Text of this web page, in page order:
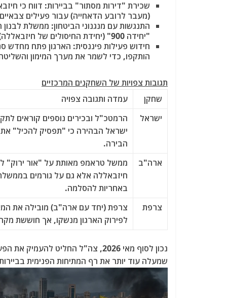
שכירת "דירות מסתור" בביירות: דווח כי
(מעבר לרובע הדאחייה) עבור פעילים
התנגשות עם מנגנוני הביטחון: ממשלת
"יחידה 900" (יחידת החיסולים של חיזבאללה), מה שמעלה את המתח בין הארגון לצבא לבנון.
חידוש פעילות פיננסית: הארגון פתח מחדש
הותקפו, כדי לשמר את מערך המימון
תגובות צפויות של השחקנים המרכזיים
שחקן
עמדה ותגובה צפויה
ישראל
הרמטכ"ל ובכירים נוספים קוראים
ישראל הבהירה כי "תפסיק להכיל"
הבירה.
ארה"ב
ממשל טראמפ מאותת על "אור ירוק"
חיזבאללה אלא גם על גורמים
באחריות להסלמה.
צרפת
צרפת (יחד עם ארה"ב) מובילה את
לפירוק הארגון מנשקו, אך חוששת
נכון לסוף מאי 2026, צה"ל החליט
שמעלה עוד יותר את רף המתיחות הפנימית